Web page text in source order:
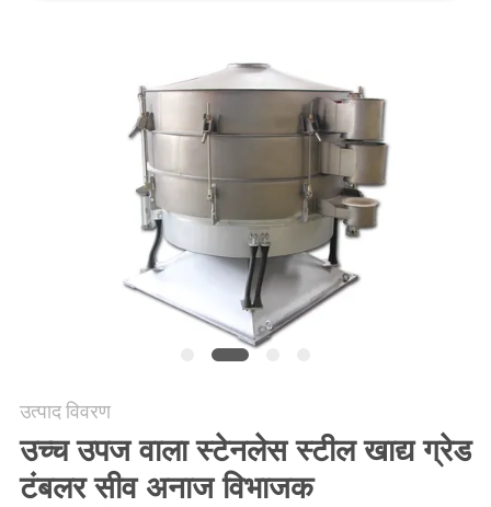
उत्पाद विवरण
उच्च उपज वाला स्टेनलेस स्टील खाद्य ग्रेड
टंबलर सीव अनाज विभाजक